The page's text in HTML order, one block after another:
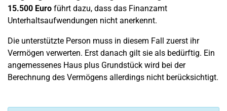
15.500 Euro führt dazu, dass das Finanzamt
Unterhaltsaufwendungen nicht anerkennt.
Die unterstützte Person muss in diesem Fall zuerst ihr
Vermögen verwerten. Erst danach gilt sie als bedürftig. Ein
angemessenes Haus plus Grundstück wird bei der
Berechnung des Vermögens allerdings nicht berücksichtigt.